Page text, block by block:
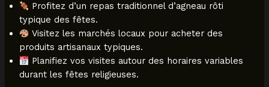
Profitez d’un repas traditionnel d’agneau rôti
typique des fêtes.
Visitez les marchés locaux pour acheter des
produits artisanaux typiques.
Planifiez vos visites autour des horaires variables
durant les fêtes religieuses.